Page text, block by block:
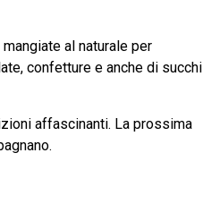
al naturale per
confetture e anche di succhi
affascinanti. La prossima